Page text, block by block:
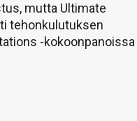
mutta Ultimate
tehonkulutuksen
-kokoonpanoissa